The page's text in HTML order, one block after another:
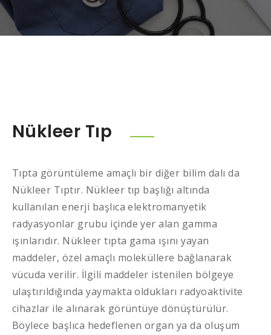
Nükleer Tıp
Tıpta görüntüleme amaçlı bir diğer bilim dalı da
Nükleer Tıptır. Nükleer tıp başlığı altında
kullanılan enerji başlıca elektromanyetik
radyasyonlar grubu içinde yer alan gamma
ışınlarıdır. Nükleer tıpta gama ışını yayan
maddeler, özel amaçlı moleküllere bağlanarak
vücuda verilir. İlgili maddeler istenilen bölgeye
ulaştırıldığında yaymakta oldukları radyoaktivite
cihazlar ile alınarak görüntüye dönüştürülür.
Böylece başlıca hedeflenen organ ya da oluşum